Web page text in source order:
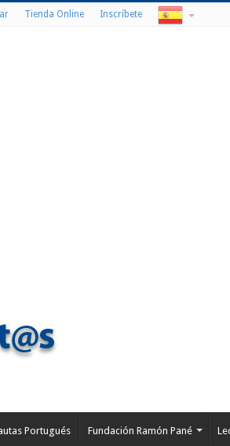
Tienda Online Inscríbete
Portugués Fundación Ramón Pané